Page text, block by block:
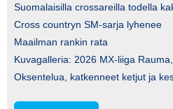
Suomalaisilla crossareilla todella
Cross countryn SM-sarja lyhenee
Maailman rankin rata
Kuvagalleria: 2026 MX-liiga
Oksentelua, katkenneet ketjut ja